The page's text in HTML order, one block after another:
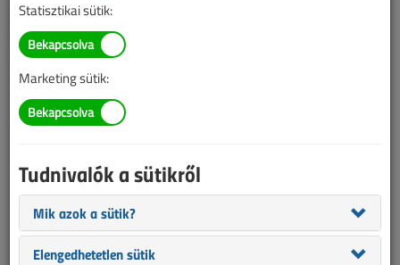
Áttekintő táblázat alapján
A hordozható hálózati
analizátorokról
2018/10. lapszám
Figylem! Ez a cikk 8 éve frissült utoljára. A benne szereplő
információk mára aktualitásukat veszíthették, valamint a tartalom
helyenként hiányos lehet (képek, táblázatok stb.).
Statisztikai sütik:
Marketing sütik:
Tudnivalók a sütikről
Mik azok a sütik?
Elengedhetetlen sütik